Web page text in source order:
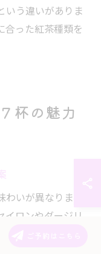
いう違いがありま
合った紅茶種類を
杯の魅力
わいが異なりま
イロンやダージリ
優しいフレーバ